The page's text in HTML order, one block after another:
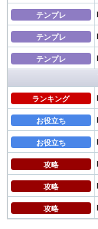
テンプレ
テンプレ
テンプレ
ランキング
お役立ち
お役立ち
攻略
攻略
攻略